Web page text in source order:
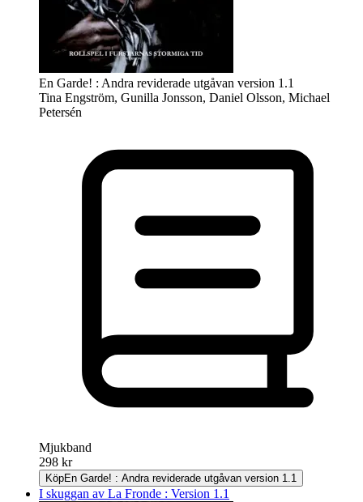
En Garde! : Andra reviderade utgåvan version 1.1
Tina Engström, Gunilla Jonsson, Daniel Olsson, Michael
Petersén
Mjukband
298 kr
KöpEn Garde! : Andra reviderade utgåvan version 1.1
I skuggan av La Fronde : Version 1.1